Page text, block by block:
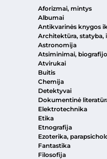
Aforizmai, mintys
Albumai
Antikvarinės knygos
Architektūra, statyba,
Astronomija
Atsiminimai,
Atvirukai
Buitis
Chemija
Detektyvai
Dokumentinė
Elektrotechnika
Etika
Etnografija
Ezoterika,
Fantastika
Filosofija